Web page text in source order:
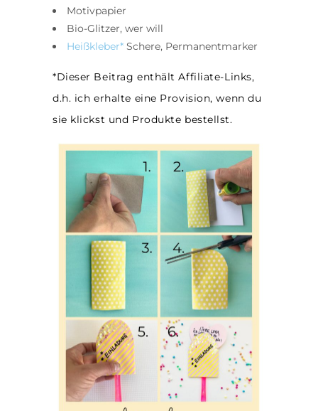
Motivpapier
Bio-Glitzer, wer will
Heißkleber* Schere, Permanentmarker
*Dieser Beitrag enthält Affiliate-Links,
d.h. ich erhalte eine Provision, wenn du
sie klickst und Produkte bestellst.